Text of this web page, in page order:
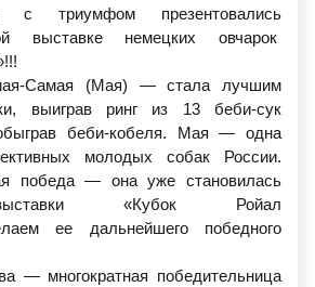
триумфом презентовались
выставке немецких овчарок
Самая
(Мая) — стала лучшим
выиграв ринг из 13 беби-сук
беби-кобеля. Мая — одна
молодых собак России.
победа — она уже становилась
«Кубок Ройал
ее дальнейшего победного
многократная победительница